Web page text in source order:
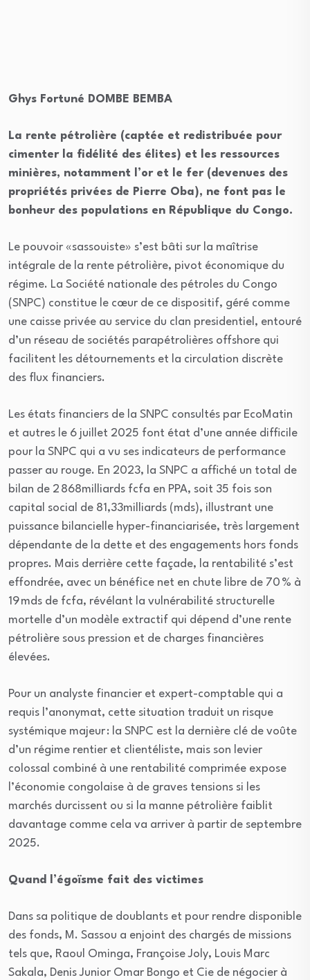
Ghys Fortuné DOMBE BEMBA
La rente pétrolière (captée et redistribuée pour
cimenter la fidélité des élites) et les ressources
minières, notamment l’or et le fer (devenues des
propriétés privées de Pierre Oba), ne font pas le
bonheur des populations en République du Congo.
Le pouvoir «sassouiste» s’est bâti sur la maîtrise
intégrale de la rente pétrolière, pivot économique du
régime. La Société nationale des pétroles du Congo
(SNPC) constitue le cœur de ce dispositif, géré comme
une caisse privée au service du clan presidentiel, entouré
d’un réseau de sociétés parapétrolières offshore qui
facilitent les détournements et la circulation discrète
des flux financiers.
Les états financiers de la SNPC consultés par EcoMatin
et autres le 6 juillet 2025 font état d’une année difficile
pour la SNPC qui a vu ses indicateurs de performance
passer au rouge. En 2023, la SNPC a affiché un total de
bilan de 2 868milliards fcfa en PPA, soit 35 fois son
capital social de 81,33milliards (mds), illustrant une
puissance bilancielle hyper-financiarisée, très largement
dépendante de la dette et des engagements hors fonds
propres. Mais derrière cette façade, la rentabilité s’est
effondrée, avec un bénéfice net en chute libre de 70 % à
19 mds de fcfa, révélant la vulnérabilité structurelle
mortelle d’un modèle extractif qui dépend d’une rente
pétrolière sous pression et de charges financières
élevées.
Pour un analyste financier et expert-comptable qui a
requis l’anonymat, cette situation traduit un risque
systémique majeur : la SNPC est la dernière clé de voûte
d’un régime rentier et clientéliste, mais son levier
colossal combiné à une rentabilité comprimée expose
l’économie congolaise à de graves tensions si les
marchés durcissent ou si la manne pétrolière faiblit
davantage comme cela va arriver à partir de septembre
2025.
Quand l’égoïsme fait des victimes
Dans sa politique de doublants et pour rendre disponible
des fonds, M. Sassou a enjoint des chargés de missions
tels que, Raoul Ominga, Françoise Joly, Louis Marc
Sakala, Denis Junior Omar Bongo et Cie de négocier à